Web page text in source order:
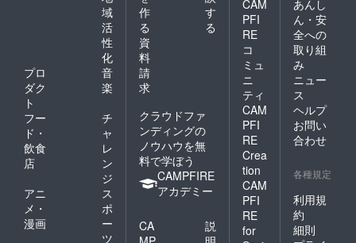
域
活
性
化
プロ
ダク
ト
音
楽
フー
ド・
飲食
店
チ
ャ
レ
ン
ジ
アニ
メ・
漫画
ス
ポ
ー
ツ
作
る
す
る
資
料
請
求
クラウドファ
ンディングの
ノウハウを無
料で学ぼう
CAMPFIRE
アカデミー
CA
説
CAM
PFI
RE
コ
ミュ
ニ
ティ
CAM
PFI
RE
Crea
tion
CAM
PFI
RE
for
あんし
ん・安
全への
取り組
み
ニュー
ス
ヘルプ
お問い
合わせ
各種規定
利用規
約
細則